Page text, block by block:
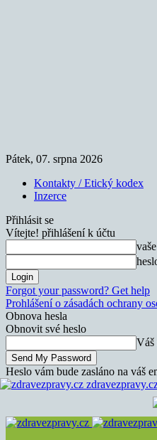
Pátek, 07. srpna 2026
Kontakty / Etický kodex
Inzerce
Přihlásit se
Vítejte! přihlášení k účtu
Forgot your password? Get help
Prohlášení o zásadách ochrany
Obnova hesla
Obnovit své heslo
Váš
Heslo vám bude zasláno na váš